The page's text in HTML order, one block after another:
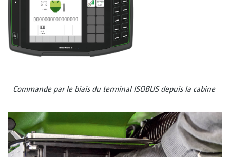
Commande par le biais du terminal ISOBUS depuis la cabine